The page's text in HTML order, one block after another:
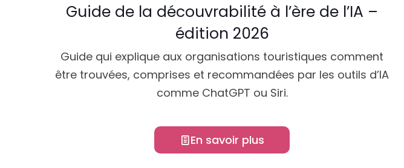
Guide de la découvrabilité à l’ère de l’IA –
édition 2026
Guide qui explique aux organisations touristiques comment
être trouvées, comprises et recommandées par les outils d’IA
comme ChatGPT ou Siri.
En savoir plus